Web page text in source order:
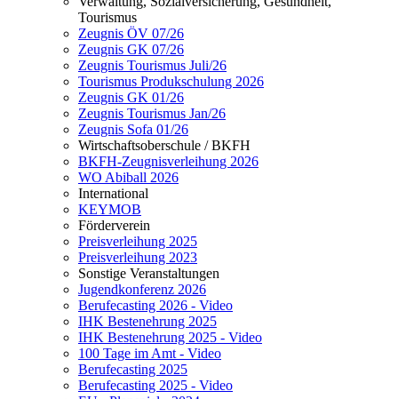
Tourismus
Zeugnis ÖV 07/26
Zeugnis GK 07/26
Zeugnis Tourismus Juli/26
Tourismus Produkschulung 2026
Zeugnis GK 01/26
Zeugnis Tourismus Jan/26
Zeugnis Sofa 01/26
Wirtschaftsoberschule / BKFH
BKFH-Zeugnisverleihung 2026
WO Abiball 2026
International
KEYMOB
Förderverein
Preisverleihung 2025
Preisverleihung 2023
Sonstige Veranstaltungen
Jugendkonferenz 2026
Berufecasting 2026 - Video
IHK Bestenehrung 2025
IHK Bestenehrung 2025 - Video
100 Tage im Amt - Video
Berufecasting 2025
Berufecasting 2025 - Video